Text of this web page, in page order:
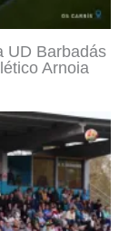
UD Barbadás
Arnoia